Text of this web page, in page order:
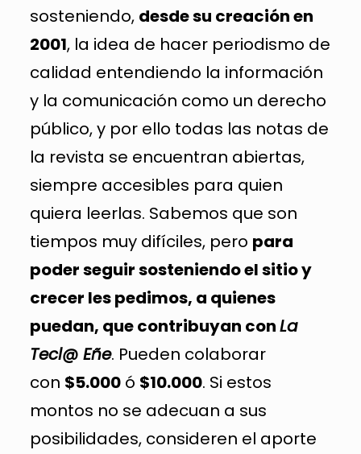
sosteniendo, desde su creación en
2001, la idea de hacer periodismo de
calidad entendiendo la información
y la comunicación como un derecho
público, y por ello todas las notas de
la revista se encuentran abiertas,
siempre accesibles para quien
quiera leerlas. Sabemos que son
tiempos muy difíciles, pero para
poder seguir sosteniendo el sitio y
crecer les pedimos, a quienes
puedan, que contribuyan conLa
Tecl@ Eñe. Pueden colaborar
con $5.000ó $10.000. Si estos
montos no se adecuan a sus
posibilidades, consideren el aporte